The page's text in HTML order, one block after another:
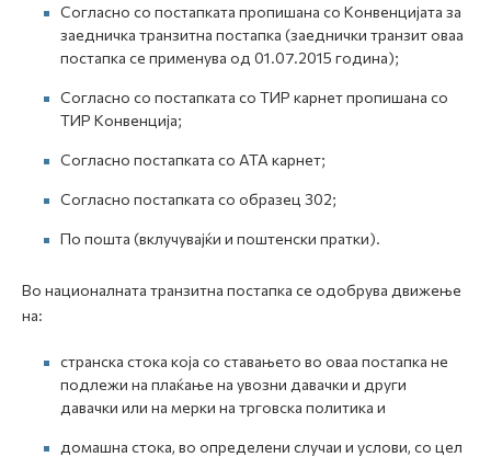
Согласно со постапката пропишана со Конвенцијата за
заедничка транзитна постапка (заеднички транзит оваа
постапка се применува од 01.07.2015 година);
Согласно со постапката со ТИР карнет пропишана со
ТИР Конвенција;
Согласно постапката со АТА карнет;
Согласно постапката со образец 302;
По пошта (вклучувајќи и поштенски пратки).
Во националната транзитна постапка се одобрува движење
на:
странска стока која со ставањето во оваа постапка не
подлежи на плаќање на увозни давачки и други
давачки или на мерки на трговска политика и
домашна стока, во определени случаи и услови, со цел